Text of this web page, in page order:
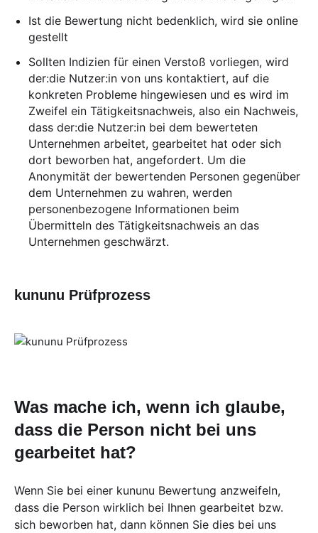
Ist die Bewertung nicht bedenklich, wird sie online
gestellt
Sollten Indizien für einen Verstoß vorliegen, wird
der:die Nutzer:in von uns kontaktiert, auf die
konkreten Probleme hingewiesen und es wird im
Zweifel ein Tätigkeitsnachweis, also ein Nachweis,
dass der:die Nutzer:in bei dem bewerteten
Unternehmen arbeitet, gearbeitet hat oder sich
dort beworben hat, angefordert. Um die
Anonymität der bewertenden Personen gegenüber
dem Unternehmen zu wahren, werden
personenbezogene Informationen beim
Übermitteln des Tätigkeitsnachweis an das
Unternehmen geschwärzt.
kununu Prüfprozess
Was mache ich, wenn ich glaube,
dass die Person nicht bei uns
gearbeitet hat?
Wenn Sie bei einer kununu Bewertung anzweifeln,
dass die Person wirklich bei Ihnen gearbeitet bzw.
sich beworben hat, dann können Sie dies bei uns